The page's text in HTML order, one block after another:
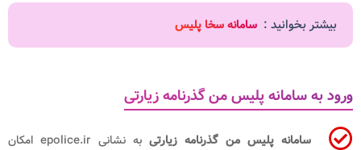
بیشتر بخوانید : سامانه سخا پلیس
ورود به سامانه پلیس من گذرنامه زیارتی
سامانه پلیس من گذرنامه زیارتی
به نشانی epolice.ir امکان